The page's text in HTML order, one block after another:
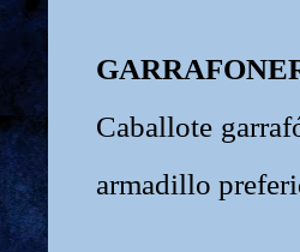
Caballote
armadillo